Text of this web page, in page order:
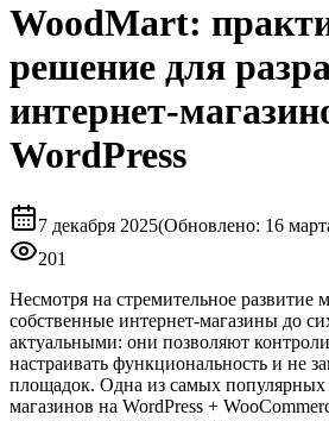
WoodMart:
решение для
интернет-
WordPress
7 декабря 2025(Обновлено: 16
201
Несмотря на стремительное развитие
собственные интернет-магазины до
актуальными: они позволяют
настраивать функциональность и не
площадок. Одна из самых популярных
магазинов на WordPress +